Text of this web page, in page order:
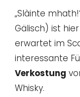
„Slàinte
Gälisch) ist
erwartet im
interessante
Verkostung
Whisky.